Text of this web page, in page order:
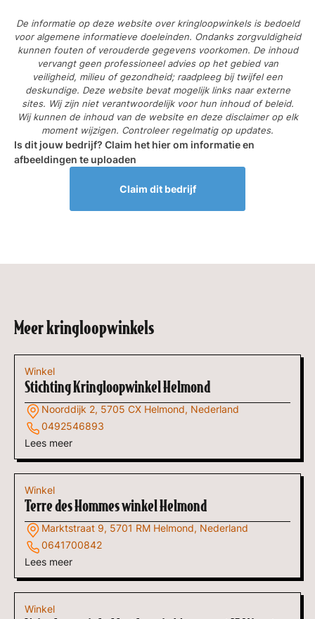
De informatie op deze website over kringloopwinkels is bedoeld
voor algemene informatieve doeleinden. Ondanks zorgvuldigheid
kunnen fouten of verouderde gegevens voorkomen. De inhoud
vervangt geen professioneel advies op het gebied van
veiligheid, milieu of gezondheid; raadpleeg bij twijfel een
deskundige. Deze website bevat mogelijk links naar externe
sites. Wij zijn niet verantwoordelijk voor hun inhoud of beleid.
Wij kunnen de inhoud van de website en deze disclaimer op elk
moment wijzigen. Controleer regelmatig op updates.
Is dit jouw bedrijf? Claim het hier om informatie en
afbeeldingen te uploaden
Claim dit bedrijf
Meer kringloopwinkels
Winkel
Stichting Kringloopwinkel Helmond
Noorddijk 2, 5705 CX Helmond, Nederland
0492546893
Lees meer
Winkel
Terre des Hommes winkel Helmond
Marktstraat 9, 5701 RM Helmond, Nederland
0641700842
Lees meer
Winkel